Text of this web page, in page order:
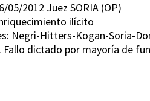
05/2012 Juez SORIA (OP)
ilícito
Negri-Hitters-Kogan-Soria-
Fallo dictado por mayoría de